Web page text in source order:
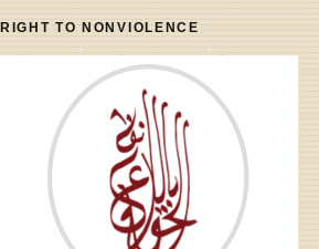
RIGHT TO NONVIOLENCE